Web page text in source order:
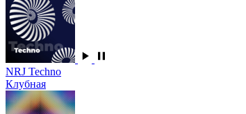
NRJ Techno
Клубная